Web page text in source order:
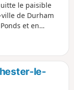
le paisible
de Durham
et en
le-